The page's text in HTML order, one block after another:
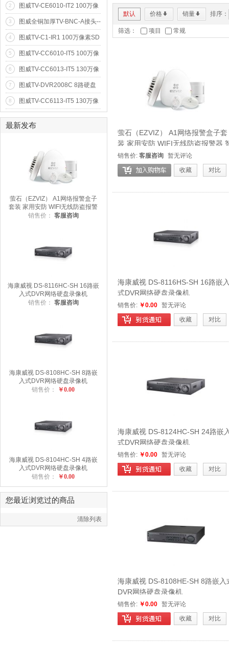
默认 价格* 销量* 排序：
筛选： 项目 常规
萤石（EZVIZ） A1网络报警盒子套
装 家用安防 WIFI无线防盗报警器
能家居 海康威视旗下品牌
销售价: 客服咨询 暂无评论
收藏
对比
海康威视 DS-8116HS-SH 16路嵌
式DVR网络硬盘录像机
销售价: ￥0.00 暂无评论
收藏
对比
海康威视 DS-8124HC-SH 24路嵌
式DVR网络硬盘录像机
销售价: ￥0.00 暂无评论
收藏
对比
海康威视 DS-8108HE-SH 8路嵌入
DVR网络硬盘录像机
销售价: ￥0.00 暂无评论
收藏
对比
图威TV-CE6010-IT2 100万像
素20米红外阵列网络高清摄像
机(720p)
2
图威全铜加厚TV-BNC-A接头--
全铜Q9头
3
图威TV-C1-IR1 100万像素SD
卡存储卡片式网络高清摄像机
(720p)
4
图威TV-CC6010-IT5 100万像
素50米红外防水网络高清摄像
机(720p)
5
图威TV-CC6013-IT5 130万像
素50米红外防水网络高清摄像
机(960p)
6
图威TV-DVR2008C 8路硬盘
录像机(1D+7CIF)(VGA)(SATA
*1)
7
图威TV-CC6113-IT5 130万像
素50米红外防水网络高清摄像
机(960p)
8
最新发布
萤石（EZVIZ） A1网络报警盒子
套装 家用安防 WIFI无线防盗报警
器 智能家居 海康威视旗下品牌
销售价： 客服咨询
海康威视 DS-8116HC-SH 16路嵌
入式DVR网络硬盘录像机
销售价： 客服咨询
海康威视 DS-8108HC-SH 8路嵌
入式DVR网络硬盘录像机
销售价：
￥0.00
海康威视 DS-8104HC-SH 4路嵌
入式DVR网络硬盘录像机
销售价：
￥0.00
您最近浏览过的商品
清除列表